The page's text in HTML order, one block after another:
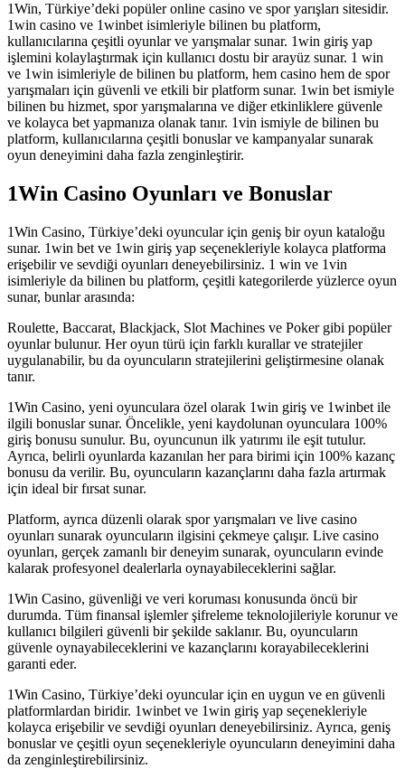
1Win, Türkiye’deki popüler online casino ve spor yarışları sitesidir.
1win casino ve 1winbet isimleriyle bilinen bu platform,
kullanıcılarına çeşitli oyunlar ve yarışmalar sunar. 1win giriş yap
işlemini kolaylaştırmak için kullanıcı dostu bir arayüz sunar. 1 win
ve 1win isimleriyle de bilinen bu platform, hem casino hem de spor
yarışmaları için güvenli ve etkili bir platform sunar. 1win bet ismiyle
bilinen bu hizmet, spor yarışmalarına ve diğer etkinliklere güvenle
ve kolayca bet yapmanıza olanak tanır. 1vin ismiyle de bilinen bu
platform, kullanıcılarına çeşitli bonuslar ve kampanyalar sunarak
oyun deneyimini daha fazla zenginleştirir.
1Win Casino Oyunları ve Bonuslar
1Win Casino, Türkiye’deki oyuncular için geniş bir oyun kataloğu
sunar. 1win bet ve 1win giriş yap seçenekleriyle kolayca platforma
erişebilir ve sevdiği oyunları deneyebilirsiniz. 1 win ve 1vin
isimleriyle da bilinen bu platform, çeşitli kategorilerde yüzlerce oyun
sunar, bunlar arasında:
Roulette, Baccarat, Blackjack, Slot Machines ve Poker gibi popüler
oyunlar bulunur. Her oyun türü için farklı kurallar ve stratejiler
uygulanabilir, bu da oyuncuların stratejilerini geliştirmesine olanak
tanır.
1Win Casino, yeni oyunculara özel olarak 1win giriş ve 1winbet ile
ilgili bonuslar sunar. Öncelikle, yeni kaydolunan oyunculara 100%
giriş bonusu sunulur. Bu, oyuncunun ilk yatırımı ile eşit tutulur.
Ayrıca, belirli oyunlarda kazanılan her para birimi için 100% kazanç
bonusu da verilir. Bu, oyuncuların kazançlarını daha fazla artırmak
için ideal bir fırsat sunar.
Platform, ayrıca düzenli olarak spor yarışmaları ve live casino
oyunları sunarak oyuncuların ilgisini çekmeye çalışır. Live casino
oyunları, gerçek zamanlı bir deneyim sunarak, oyuncuların evinde
kalarak profesyonel dealerlarla oynayabileceklerini sağlar.
1Win Casino, güvenliği ve veri koruması konusunda öncü bir
durumda. Tüm finansal işlemler şifreleme teknolojileriyle korunur ve
kullanıcı bilgileri güvenli bir şekilde saklanır. Bu, oyuncuların
güvenle oynayabileceklerini ve kazançlarını korayabileceklerini
garanti eder.
1Win Casino, Türkiye’deki oyuncular için en uygun ve en güvenli
platformlardan biridir. 1winbet ve 1win giriş yap seçenekleriyle
kolayca erişebilir ve sevdiği oyunları deneyebilirsiniz. Ayrıca, geniş
bonuslar ve çeşitli oyun seçenekleriyle oyuncuların deneyimini daha
da zenginleştirebilirsiniz.